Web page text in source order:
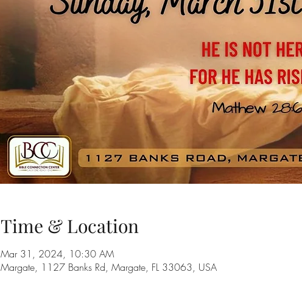
Time & Location
Mar 31, 2024, 10:30 AM
Margate, 1127 Banks Rd, Margate, FL 33063, USA